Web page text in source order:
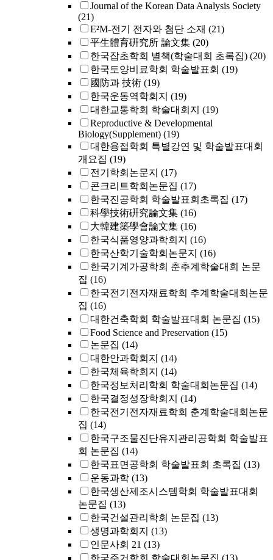
Journal of the Korean Data Analysis Society
(21)
E²M-전기 전자와 첨단 소재 (21)
平生體育硏究所 論文集 (20)
한국잡초학회 별책(학술대회 초록집) (20)
한국토양비료학회 학술발표회 (19)
國防과 技術 (19)
한국운동역학회지 (19)
대한교통학회 학술대회지 (19)
Reproductive & Developmental
Biology(Supplement) (19)
대한용접학회 특별강연 및 학술발표대회
개요집 (19)
전기학회논문지 (17)
콘크리트학회논문집 (17)
한국진공학회 학술발표회초록집 (17)
科學技術硏究論文集 (16)
大韓建築學會論文集 (16)
한국식품영양과학회지 (16)
한국산학기술학회논문지 (16)
한국기계가공학회 춘추계학술대회 논문
집 (16)
한국전기전자재료학회 추계학술대회논문
집 (16)
대한건축학회 학술발표대회 논문집 (15)
Food Science and Preservation (15)
논문집 (14)
대한안과학회지 (14)
한국체육학회지 (14)
한국정보처리학회 학술대회논문집 (14)
한국결정성장학회지 (14)
한국전기전자재료학회 춘계학술대회논문
집 (14)
한국구조물진단유지관리공학회 학술발표
회 논문집 (14)
한국표면공학회 학술발표회 초록집 (13)
운동과학 (13)
한국생산제조시스템학회 학술발표대회
논문집 (13)
한국건설관리학회 논문집 (13)
생명과학회지 (13)
인문사회 21 (13)
한국주거학회 학술대회논문집 (13)